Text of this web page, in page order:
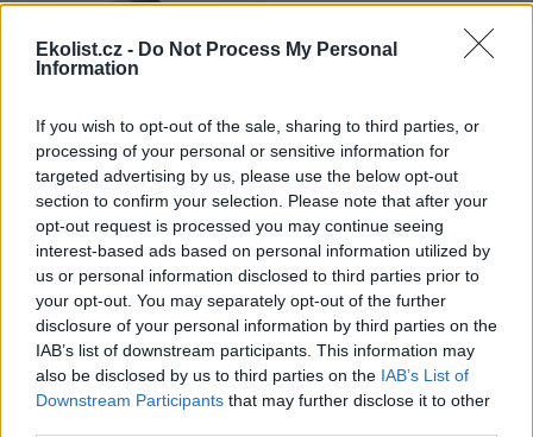
Ekolist.cz - Do Not Process My Personal
Information
If you wish to opt-out of the sale, sharing to third parties, or
processing of your personal or sensitive information for
targeted advertising by us, please use the below opt-out
section to confirm your selection. Please note that after your
opt-out request is processed you may continue seeing
interest-based ads based on personal information utilized by
us or personal information disclosed to third parties prior to
your opt-out. You may separately opt-out of the further
disclosure of your personal information by third parties on the
IAB’s list of downstream participants. This information may
also be disclosed by us to third parties on the IAB’s List of
Downstream Participants that may further disclose it to other
celonárodní soutěže Živá
zahrada. Jejím cílem je zapojit
majitele zahrad do praktické
na ně přilákat motýly, čmeláky, ještěrky, žáby, ptáky, ježky a další.
Jarní kolo pozorování zvířat na zahradách začíná v pátek 22. května
2026, školní pozorování už probíhají.
Českobudějovické re-use centrum nabízí kromě
opravárny věcí i půjčovnu nádobí. Třeba na svatby
nebo zahradní párty
19.5.2026 | PRAHA ( Ekolist.cz)
Českobudějovické re-use
centrum Kabinet CB funguje
jako místo, kde dostávají věci
nový život. Sbírá vyřazený
nábytek, vybavení